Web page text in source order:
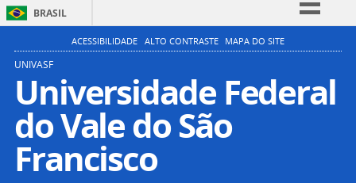
BRASIL
Simplifique!
Participe
Acesso à informação
Legislação
ACESSIBILIDADE ALTO CONTRASTE MAPA DO SITE
UNIVASF
Universidade Federal
do Vale do São
Francisco